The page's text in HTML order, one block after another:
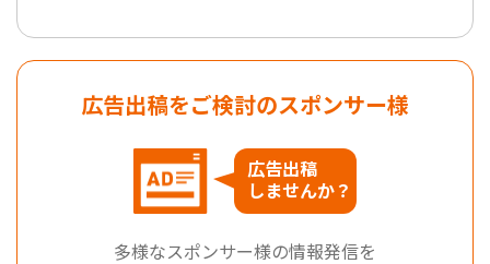
広告出稿をご検討のスポンサー様
広告出稿
しませんか？
多様なスポンサー様の情報発信を